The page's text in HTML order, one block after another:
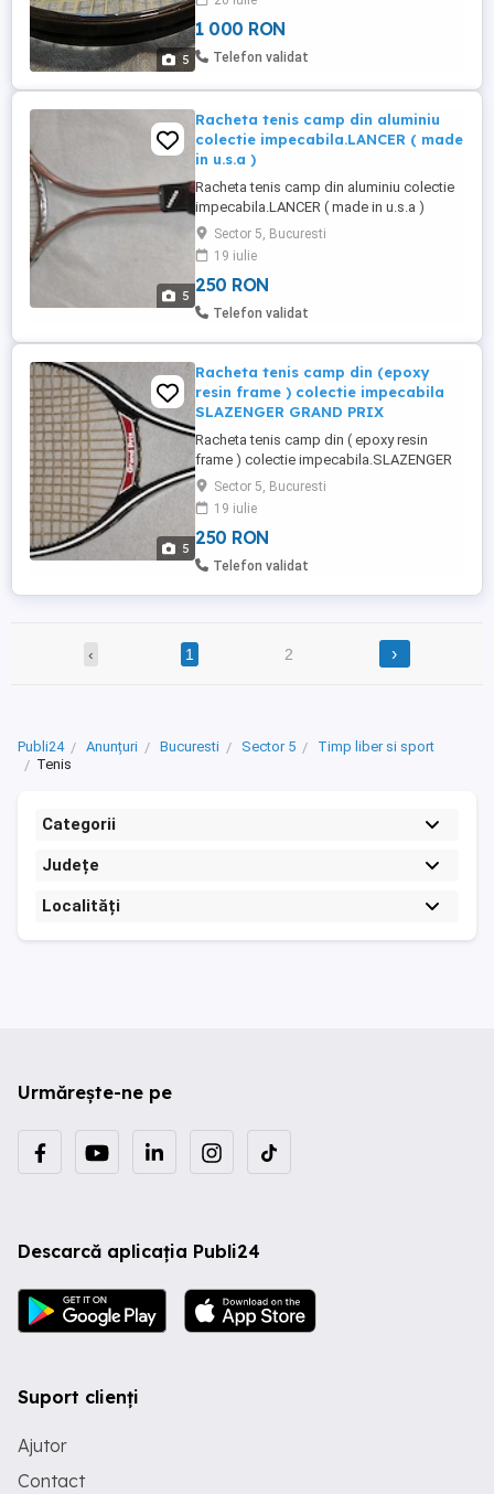
5
1 000 RON
Telefon validat
5
Racheta tenis camp din aluminiu
colectie impecabila.LANCER ( made
in u.s.a )
Racheta tenis camp din aluminiu colectie
impecabila.LANCER ( made in u.s.a )
lungime 67.5 cm pret fix 250 ron trimit
poze la cerere in stoc Davis Equipment -
lemn Dunlop Maxply - lemn Lancer -
aluminiu Slazenger - Epoxy Resin Frame
Slazenger Meteor - lemn Slazenger -
Sector 5, Bucuresti
19 iulie
250 RON
Telefon validat
5
Racheta tenis camp din (epoxy
resin frame ) colectie impecabila
SLAZENGER GRAND PRIX
Racheta tenis camp din ( epoxy resin
frame ) colectie impecabila.SLAZENGER
GRAND PRIX lungime 67.5 cm pret fix 250
ron trimit poze la cerere
Sector 5, Bucuresti
19 iulie
250 RON
Telefon validat
‹ 1 2 ›
Publi24 Anunțuri Bucuresti Sector 5
Timp liber si sport
Tenis
Categorii
Județe
Localități
Urmărește-ne pe
Descarcă aplicația Publi24
Suport clienți
Ajutor
Contact